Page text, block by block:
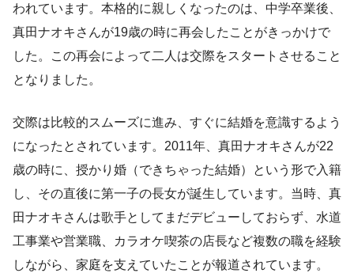
われています。本格的に親しくなったのは、中学卒業後、
真田ナオキさんが19歳の時に再会したことがきっかけで
した。この再会によって二人は交際をスタートさせること
となりました。
交際は比較的スムーズに進み、すぐに結婚を意識するよう
になったとされています。2011年、真田ナオキさんが22
歳の時に、授かり婚（できちゃった結婚）という形で入籍
し、その直後に第一子の長女が誕生しています。当時、真
田ナオキさんは歌手としてまだデビューしておらず、水道
工事業や営業職、カラオケ喫茶の店長など複数の職を経験
しながら、家庭を支えていたことが報道されています。